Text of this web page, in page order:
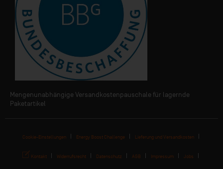
Mengenunabhängige Versandkostenpauschale für lagernde
Paketartikel
Cookie-Einstellungen Energy Boost Challenge Lieferung und Versandkosten
Kontakt Widerrufsrecht Datenschutz AGB Impressum Jobs